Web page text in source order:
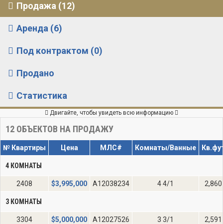
Продажа (12)
Аренда (6)
Под контрактом (0)
Продано
Статистика
Двигайте, чтобы увидеть всю информацию
12 ОБЪЕКТОВ НА ПРОДАЖУ
№ Квартиры Цена МЛС# Комнаты/Ванные
4 КОМНАТЫ
2408 $3,995,000 A12038234 4 4/1 2,860
3 КОМНАТЫ
3304 $5,000,000 A12027526 3 3/1
2,591